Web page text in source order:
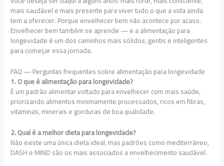
mais saudável e mais presente para viver tudo o que a vida ainda
tem a oferecer. Porque envelhecer bem não acontece por acaso.
Envelhecer bem também se aprende — e a alimentação para
longevidade é um dos caminhos mais sólidos, gentis e inteligentes
para começar essa jornada.
FAQ — Perguntas frequentes sobre alimentação para longevidade
1. O que é alimentação para longevidade?
É um padrão alimentar voltado para envelhecer com mais saúde,
priorizando alimentos minimamente processados, ricos em fibras,
vitaminas, minerais e gorduras de boa qualidade.
2. Qual é a melhor dieta para longevidade?
Não existe uma única dieta ideal, mas padrões como mediterrâneo,
DASH e MIND são os mais associados a envelhecimento saudável.